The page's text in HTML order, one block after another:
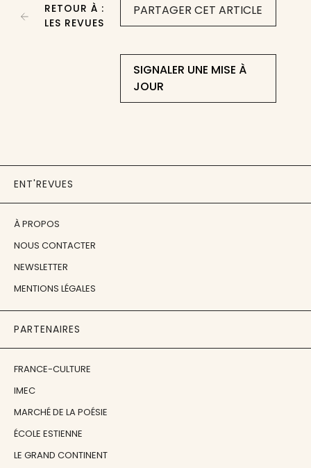
PARTAGER CET ARTICLE
SIGNALER UNE MISE À
JOUR
RETOUR À :
LES REVUES
ENT'REVUES
À PROPOS
NOUS CONTACTER
NEWSLETTER
MENTIONS LÉGALES
PARTENAIRES
FRANCE-CULTURE
IMEC
MARCHÉ DE LA POÉSIE
ÉCOLE ESTIENNE
LE GRAND CONTINENT